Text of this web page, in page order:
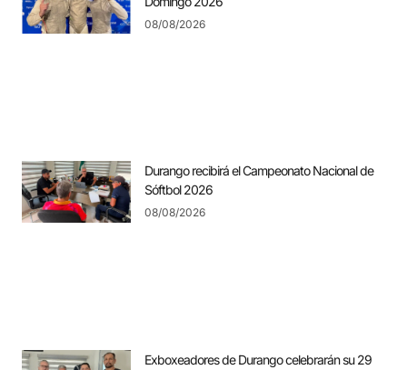
08/08/2026
Durango recibirá el Campeonato Nacional de
Sóftbol 2026
08/08/2026
Exboxeadores de Durango celebrarán su 29